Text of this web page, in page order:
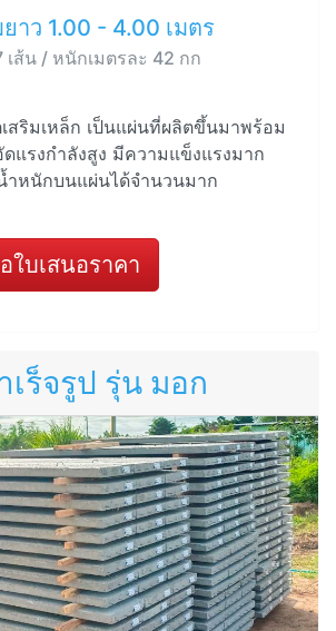
าว 1.00 - 4.00 เมตร
เส้น / หนักเมตรละ 42 กก
สริมเหล็ก เป็นแผ่นที่ผลิตขึ้นมาพร้อม
แรงกำลังสูง มีความแข็งแรงมาก
ำหนักบนแผ่นได้จำนวนมาก
ใบเสนอราคา
ร็จรูป รุ่น มอก